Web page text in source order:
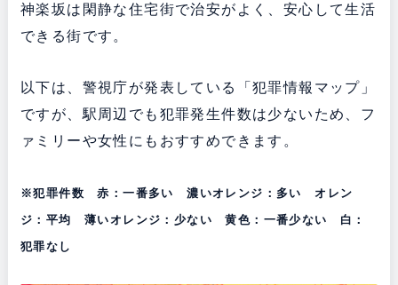
神楽坂は閑静な住宅街で治安がよく、安心して生活
できる街です。
以下は、警視庁が発表している「犯罪情報マップ」
ですが、駅周辺でも犯罪発生件数は少ないため、フ
ァミリーや女性にもおすすめできます。
※犯罪件数 赤：一番多い 濃いオレンジ：多い オレン
ジ：平均 薄いオレンジ：少ない 黄色：一番少ない 白：
犯罪なし